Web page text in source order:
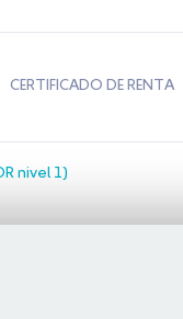
CERTIFICADO DE RENTA
nivel 1)